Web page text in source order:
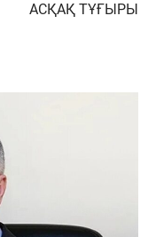
АСҚАҚ ТҰҒЫРЫ